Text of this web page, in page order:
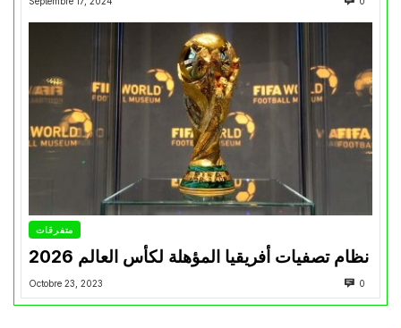
متفرقات
نظام تصفيات أفريقيا المؤهلة لكأس العالم 2026
Octobre 23, 2023 0